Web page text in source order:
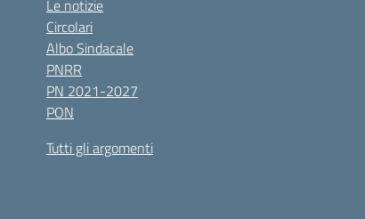
Le notizie
Circolari
Albo Sindacale
PNRR
PN 2021-2027
PON
Tutti gli argomenti